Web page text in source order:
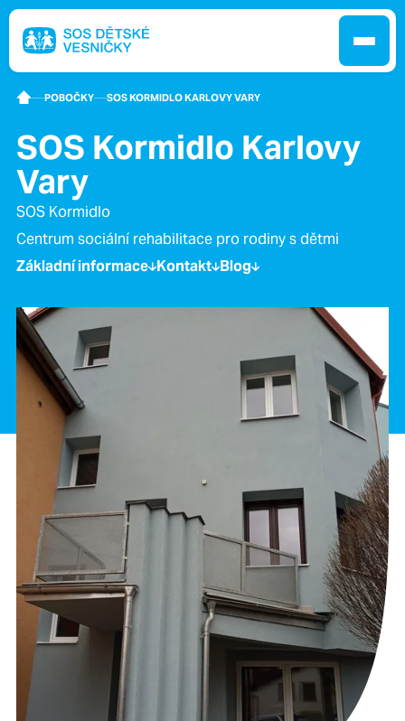
POBOČKY SOS KORMIDLO KARLOVY VARY
SOS Kormidlo Karlovy
Vary
SOS Kormidlo
Centrum sociální rehabilitace pro rodiny s dětmi
Základní informace Kontakt Blog
Jak pomáháme
Pobočky
Kontakt